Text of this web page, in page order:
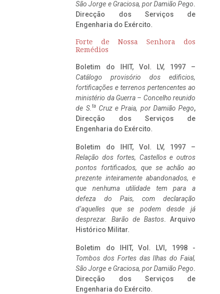
São Jorge e Graciosa, por Damião Pego.
Direcção dos Serviços de
Engenharia do Exército.
Forte de Nossa Senhora dos
Remédios
Boletim do IHIT, Vol. LV, 1997 –
Catálogo provisório dos edificios,
fortificações e terrenos pertencentes ao
ministério da Guerra – Concelho reunido
de S. ta Cruz e Praia, por Damião Pego,
Direcção dos Serviços de
Engenharia do Exército.
Boletim do IHIT, Vol. LV, 1997 –
Relação dos fortes, Castellos e outros
pontos fortificados, que se achão ao
prezente inteiramente abandonados, e
que nenhuma utilidade tem para a
defeza do Pais, com declaração
d’aquelles que se podem desde já
desprezar. Barão de Bastos. Arquivo
Histórico Militar.
Boletim do IHIT, Vol. LVI, 1998 -
Tombos dos Fortes das Ilhas do Faial,
São Jorge e Graciosa, por Damião Pego.
Direcção dos Serviços de
Engenharia do Exército.